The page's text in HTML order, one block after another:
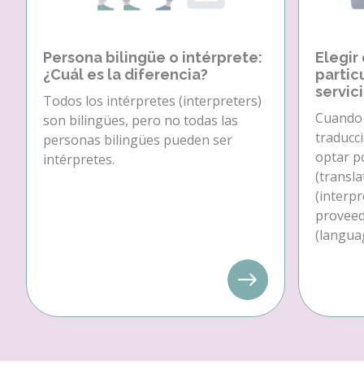
Persona bilingüe o intérprete:
¿Cuál es la diferencia?
Todos los intérpretes (interpreters)
son bilingües, pero no todas las
personas bilingües pueden ser
intérpretes.
Elegir
optar